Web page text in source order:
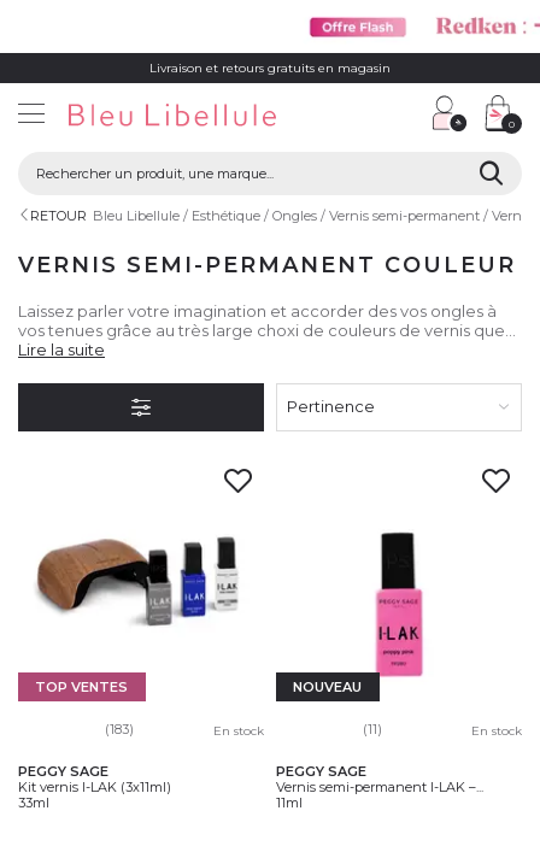
Livraison et retours gratuits en magasin
0
RETOUR Bleu Libellule Esthétique Ongles Vernis semi-permanent Vernis
VERNIS SEMI-PERMANENT COULEUR
Laissez parler votre imagination et accorder des vos ongles à
vos tenues grâce au très large choxi de couleurs de vernis que
vous propose Bleu Libellule !
Lire la suite
Pertinence
TOP VENTES
(183) En stock
PEGGY SAGE
Kit vernis I-LAK (3x11ml)
33ml
NOUVEAU
(11) En stock
PEGGY SAGE
Vernis semi-permanent I-LAK –...
11ml